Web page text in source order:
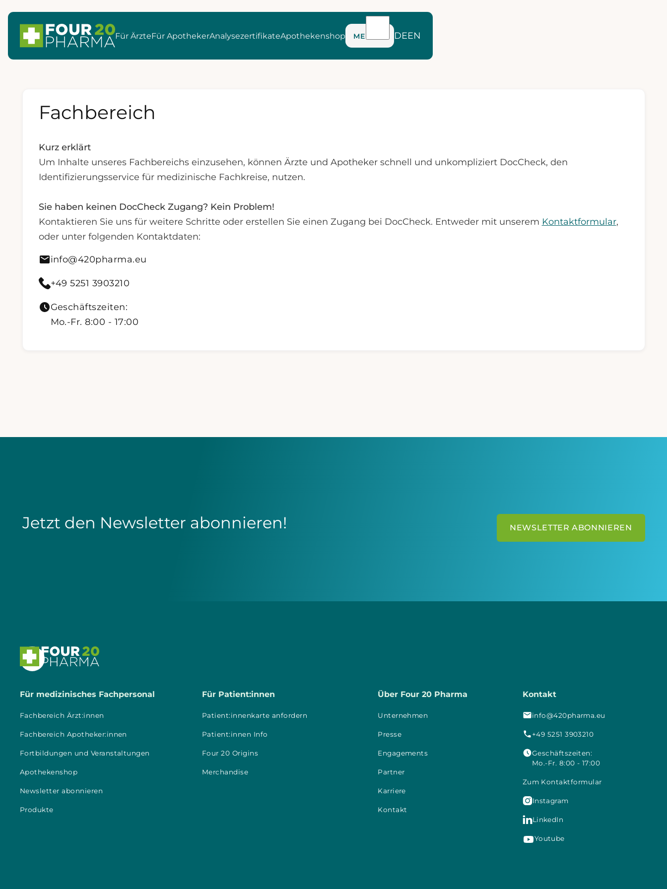
Für ÄrzteFür ApothekerAnalysezertifikateApothekenshop MENÜ DEEN
Fachbereich
Kurz erklärt
Um Inhalte unseres Fachbereichs einzusehen, können Ärzte und Apotheker schnell und unkompliziert DocCheck, den
Identifizierungsservice für medizinische Fachkreise, nutzen.
Sie haben keinen DocCheck Zugang? Kein Problem!
Kontaktieren Sie uns für weitere Schritte oder erstellen Sie einen Zugang bei DocCheck. Entweder mit unserem Kontaktformular,
oder unter folgenden Kontaktdaten:
Mail senden an info@420pharma.eu
info@420pharma.eu
420 Pharma anrufen
+49 5251 3903210
Geschäftszeiten:
Mo.-Fr. 8:00 - 17:00
Jetzt den Newsletter abonnieren! NEWSLETTER ABONNIEREN

Für medizinisches Fachpersonal
Fachbereich Ärzt:innen
Fachbereich Apotheker:innen
Fortbildungen und Veranstaltungen
Apothekenshop
Newsletter abonnieren
Produkte
Für Patient:innen
Patient:innenkarte anfordern
Patient:innen Info
Four 20 Origins
Merchandise
Über Four 20 Pharma
Unternehmen
Presse
Engagements
Partner
Karriere
Kontakt
Kontakt
info@420pharma.eu
+49 5251 3903210
Geschäftszeiten:
Mo.-Fr. 8:00 - 17:00
Zum Kontaktformular
Instagram
LinkedIn
Youtube